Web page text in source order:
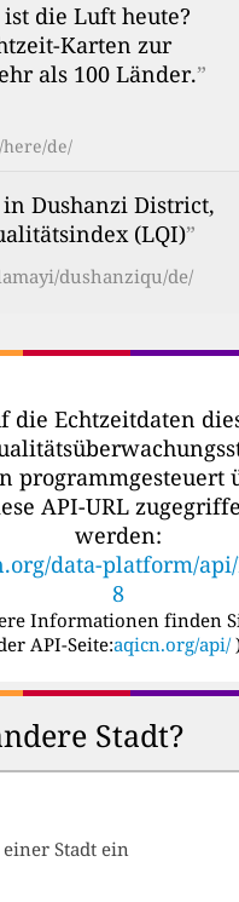
die Luft heute?
Karten zur
als 100 Länder.”
de/
Dushanzi District,
(LQI)”
dushanziqu/de/
die Echtzeitdaten
programmgesteuert
API-URL
werden:
data-platform/
8
Informationen finden
API-Seite:aqicn.org/api/
Stadt?
Stadt ein